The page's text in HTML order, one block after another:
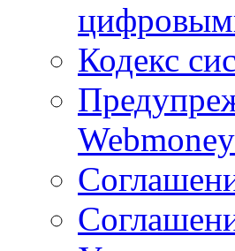
Кодекс
Webmoney